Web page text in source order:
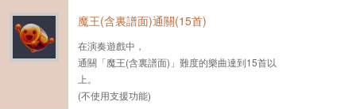
魔王(含裏譜面)通關(15首)
在演奏遊戲中，
通關「魔王(含裏譜面)」難度的樂曲達到15首以
上。
(不使用支援功能)